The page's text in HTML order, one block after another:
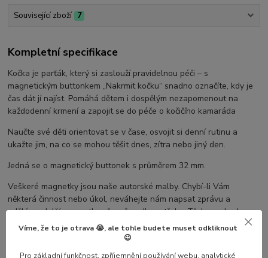
Související zboží 7
Kompletní specifikace
Kočka je parťák, který si zaslouží pravidelnou péči – s
magnetickým buttonkem „Nakrmit kočku“ snadno označíte, kdy je
čas dát jí najíst. Pomáhá dětem i dospělým nezapomenout na
každodenní krmení a zapojit se do péče o kočičího kamaráda
Naučte své děti orientovat se v čase, osvojit si denní rutinu a
ukažte jim, na co se mohou těšit dnes, zítra nebo jiný den.
Jedná se o magnetický buttonek s průměrem 32 mm.
Veškeré magnetky jsou naše autorské malby. Chybí-li Vám
některá činnost nebo úkol, neváhejte nám napsat zprávu a
uděláme další magnetky přesně podle potřeby. Třeba se budou
hodit i dalším zákazníkům :)
Víme, že to je otrava 😭, ale tohle budete muset odkliknout
😉
Pro základní funkčnost, zpříjemnění používání webu, analytické